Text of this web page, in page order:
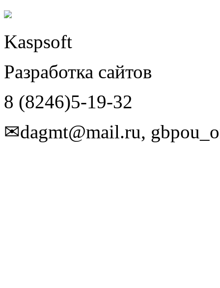
Kaspsoft
Разработка сайтов
8 (8246)5-19-32
✉dagmt@mail.ru,